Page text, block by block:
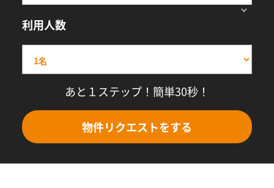
利用人数
あと１ステップ！簡単30秒！
物件リクエストをする